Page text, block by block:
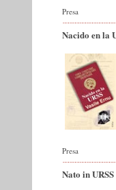
Presa
Nacido en la
Presa
Nato in URSS